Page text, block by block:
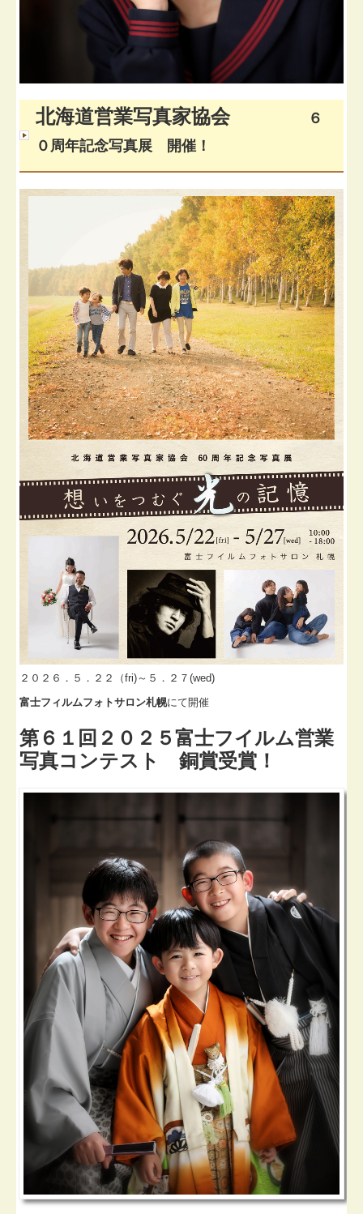
北海道営業写真家協会
６
０周年記念写真展 開催！
２０２６．５．２２（fri)～５．２７(wed)
富士フィルムフォトサロン札幌にて開催
第６１回２０２５富士フイルム営業
写真コンテスト 銅賞受賞！